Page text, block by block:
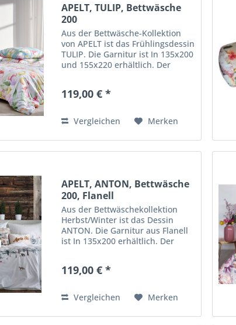
APELT, TULIP, Bettwäsche
200
Aus der Bettwäsche-Kollektion
von APELT ist das Frühlingsdessin
TULIP. Die Garnitur ist In 135x200
und 155x220 erhältlich. Der
umweltschonend hergestellt -
119,00 € *
Vergleichen Merken
APELT, ANTON, Bettwäsche
200, Flanell
Aus der Bettwäschekollektion
Herbst/Winter ist das Dessin
ANTON. Die Garnitur aus Flanell
ist In 135x200 erhältlich. Der
hergestellt - nach GOTS & Ökotex
119,00 € *
Vergleichen Merken